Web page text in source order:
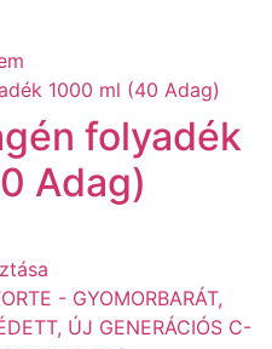
folyadék
Adag)